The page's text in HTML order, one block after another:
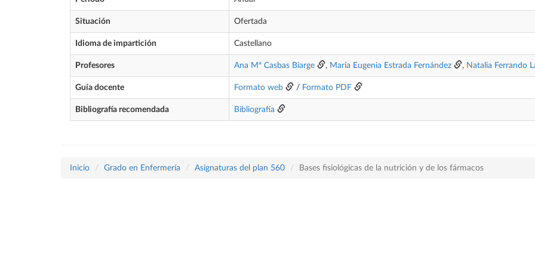
Situación Ofertada
Idioma de impartición Castellano
Profesores Ana Mª Casbas Biarge , María Eugenia Estrada Fernández , Natalia Ferrando
Guía docente Formato web / Formato PDF
Bibliografía recomendada Bibliografía
Inicio Grado en Enfermería Asignaturas del plan 560 Bases fisiológicas de la nutrición y de los fármacos